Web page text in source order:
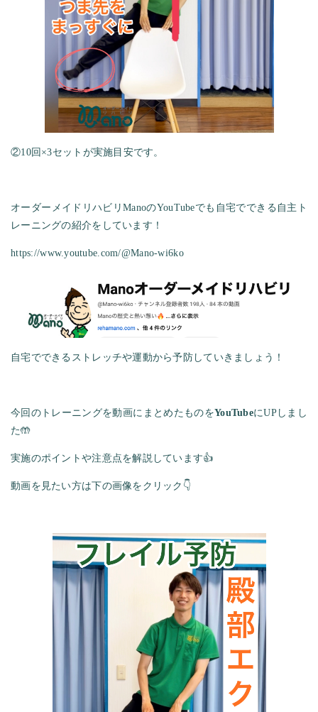
②10回×3セットが実施目安です。
オーダーメイドリハビリManoのYouTubeでも自宅でできる自主ト
レーニングの紹介をしています！
https://www.youtube.com/@Mano-wi6ko
自宅でできるストレッチや運動から予防していきましょう！
今回のトレーニングを動画にまとめたものをYouTubeにUPしまし
た🤲
実施のポイントや注意点を解説しています👍
動画を見たい方は下の画像をクリック👇